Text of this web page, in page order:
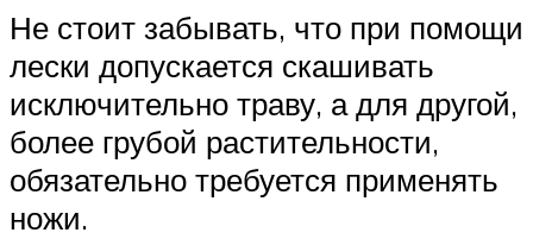
Не стоит забывать, что при помощи
лески допускается скашивать
исключительно траву, а для другой,
более грубой растительности,
обязательно требуется применять
ножи.